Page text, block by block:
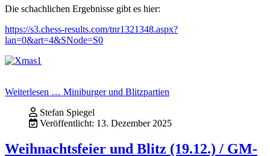
Die schachlichen Ergebnisse gibt es hier:
https://s3.chess-results.com/tnr1321348.aspx?
lan=0&art=4&SNode=S0
Weiterlesen … Miniburger und Blitzpartien
Stefan Spiegel
Veröffentlicht: 13. Dezember 2025
Weihnachtsfeier und Blitz (19.12.) / GM-